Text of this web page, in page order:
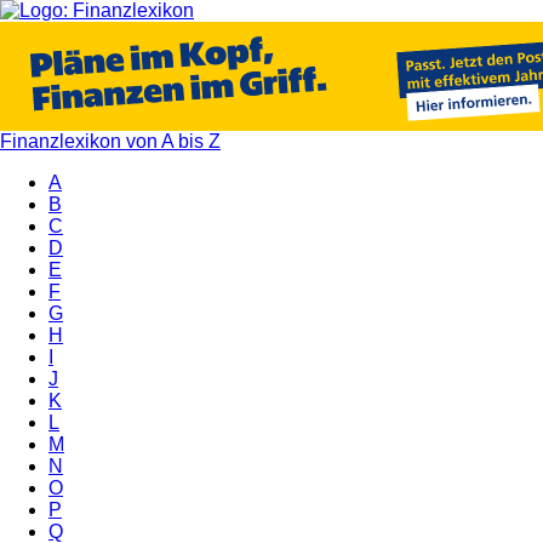
Finanzlexikon von A bis Z
A
B
C
D
E
F
G
H
J
K
L
M
N
O
P
Q